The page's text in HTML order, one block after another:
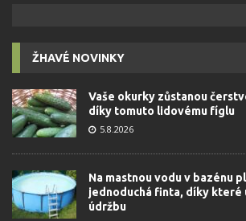
ŽHAVÉ NOVINKY
Vaše okurky zůstanou
díky tomuto lidovému fíglu
5.8.2026
Na mastnou vodu v bazénu
jednoduchá finta, díky které
údržbu